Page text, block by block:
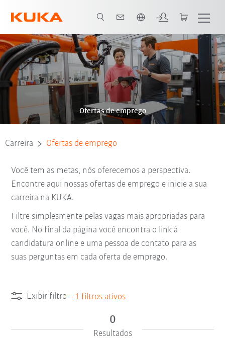
Ofertas de emprego
Carreira Ofertas de emprego
Você tem as metas, nós oferecemos a perspectiva.
Encontre aqui nossas ofertas de emprego e inicie a sua
carreira na KUKA.
Filtre simplesmente pelas vagas mais apropriadas para
você. No final da página você encontra o link à
candidatura online e uma pessoa de contato para as
suas perguntas em cada oferta de emprego.
Exibir filtro – 1 filtros ativos
0
Resultados